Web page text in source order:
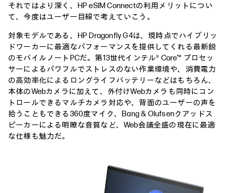
それではより深く、HP eSIM Connectの利用メリットについ
て、今度はユーザー目線で考えていこう。
対象モデルである、HP Dragonfly G4は、現時点でハイブリッ
ドワーカーに最適なパフォーマンスを提供してくれる最新鋭
のモバイルノートPCだ。第13世代インテル® Core™ プロセッ
サーによるパワフルでストレスのない作業環境や、消費電力
の高効率化によるロングライフバッテリーなどはもちろん、
本体のWebカメラに加えて、外付けWebカメラも同時にコン
トロールできるマルチカメラ対応や、背面のユーザーの声を
拾うこともできる360度マイク、Bang & Olufsenクアッドス
ピーカーによる明瞭な音質など、Web会議全盛の現在に最適
な仕様も魅力だ。